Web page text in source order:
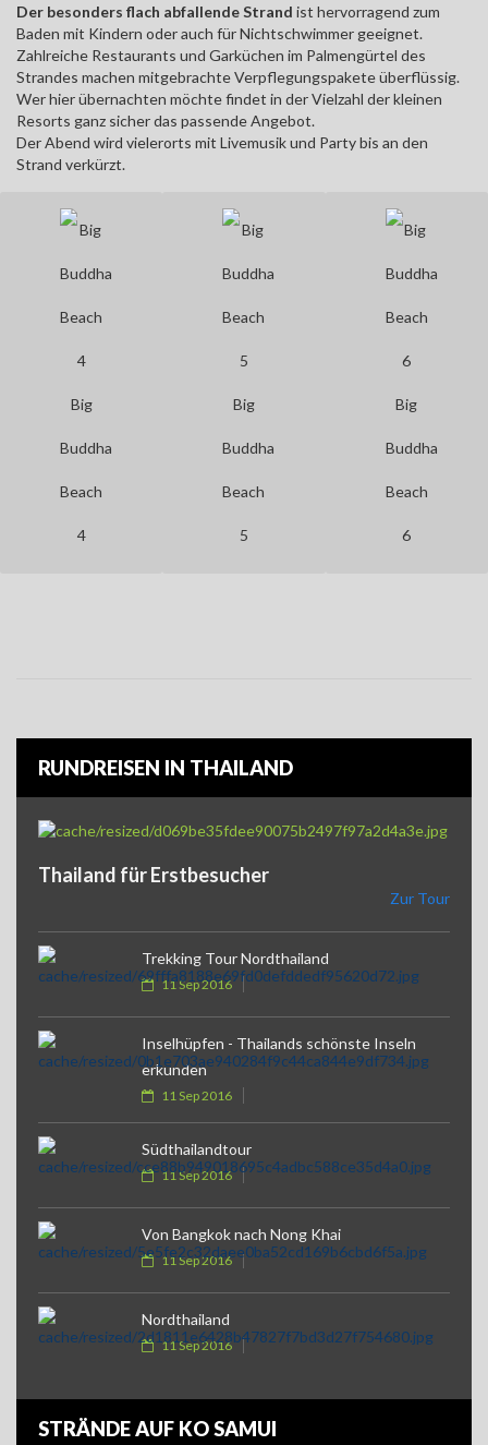
Der besonders flach abfallende Strand ist hervorragend zum
Baden mit Kindern oder auch für Nichtschwimmer geeignet.
Zahlreiche Restaurants und Garküchen im Palmengürtel des
Strandes machen mitgebrachte Verpflegungspakete überflüssig.
Wer hier übernachten möchte findet in der Vielzahl der kleinen
Resorts ganz sicher das passende Angebot.
Der Abend wird vielerorts mit Livemusik und Party bis an den
Strand verkürzt.
Big
Buddha
Beach
4
Big
Buddha
Beach
5
Big
Buddha
Beach
6
RUNDREISEN IN THAILAND
Thailand für Erstbesucher
Zur Tour
Trekking Tour Nordthailand
11 Sep 2016
Inselhüpfen - Thailands schönste Inseln
erkunden
11 Sep 2016
Südthailandtour
11 Sep 2016
Von Bangkok nach Nong Khai
11 Sep 2016
Nordthailand
11 Sep 2016
STRÄNDE AUF KO SAMUI